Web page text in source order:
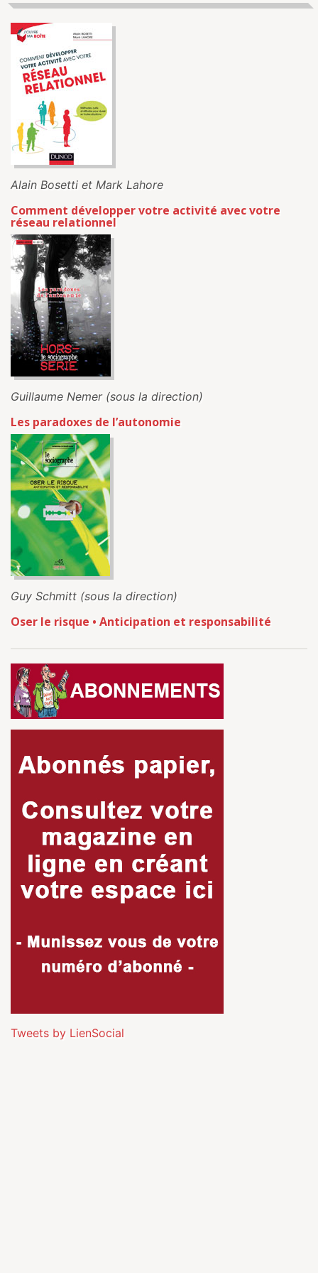
Alain Bosetti et Mark Lahore
Comment développer votre activité avec votre
réseau relationnel
Guillaume Nemer (sous la direction)
Les paradoxes de l’autonomie
Guy Schmitt (sous la direction)
Oser le risque • Anticipation et responsabilité
Tweets by LienSocial